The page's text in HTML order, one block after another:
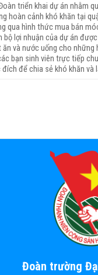
triển khai dự án nhằm
hoàn cảnh khó khăn tại
qua hình thức mua bán
bộ lợi nhuận của dự án
ăn và nước uống cho những
bạn sinh viên trực tiếp
đích để chia sẻ khó khăn
Đoàn trường